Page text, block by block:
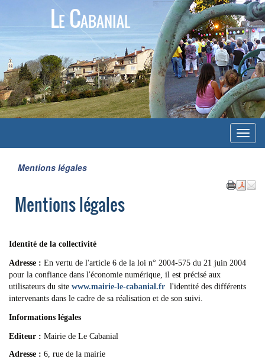
Le Cabanial
Menu
Mentions légales
Mentions légales
Identité de la collectivité
Adresse : En vertu de l'article 6 de la loi n° 2004-575 du 21 juin 2004
pour la confiance dans l'économie numérique, il est précisé aux
utilisateurs du site www.mairie-le-cabanial.fr l'identité des différents
intervenants dans le cadre de sa réalisation et de son suivi.
Informations légales
Editeur : Mairie de Le Cabanial
Adresse : 6, rue de la mairie